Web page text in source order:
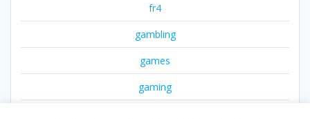
fr4
gambling
games
gaming